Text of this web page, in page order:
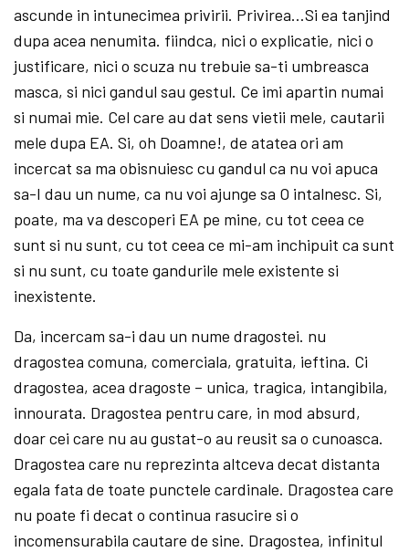
ascunde in intunecimea privirii. Privirea…Si ea tanjind
dupa acea nenumita. fiindca, nici o explicatie, nici o
justificare, nici o scuza nu trebuie sa-ti umbreasca
masca, si nici gandul sau gestul. Ce imi apartin numai
si numai mie. Cel care au dat sens vietii mele, cautarii
mele dupa EA. Si, oh Doamne!, de atatea ori am
incercat sa ma obisnuiesc cu gandul ca nu voi apuca
sa-I dau un nume, ca nu voi ajunge sa O intalnesc. Si,
poate, ma va descoperi EA pe mine, cu tot ceea ce
sunt si nu sunt, cu tot ceea ce mi-am inchipuit ca sunt
si nu sunt, cu toate gandurile mele existente si
inexistente.
Da, incercam sa-i dau un nume dragostei. nu
dragostea comuna, comerciala, gratuita, ieftina. Ci
dragostea, acea dragoste – unica, tragica, intangibila,
innourata. Dragostea pentru care, in mod absurd,
doar cei care nu au gustat-o au reusit sa o cunoasca.
Dragostea care nu reprezinta altceva decat distanta
egala fata de toate punctele cardinale. Dragostea care
nu poate fi decat o continua rasucire si o
incomensurabila cautare de sine. Dragostea, infinitul